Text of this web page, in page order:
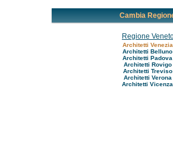
Cambia
Regione
Architetti Venezia
Architetti Belluno
Architetti Padova
Architetti Rovigo
Architetti Treviso
Architetti Verona
Architetti Vicenza